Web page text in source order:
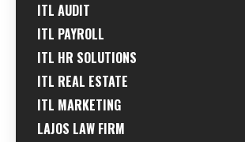
ITL AUDIT
ITL PAYROLL
ITL HR SOLUTIONS
ITL REAL ESTATE
ITL MARKETING
LAJOS LAW FIRM